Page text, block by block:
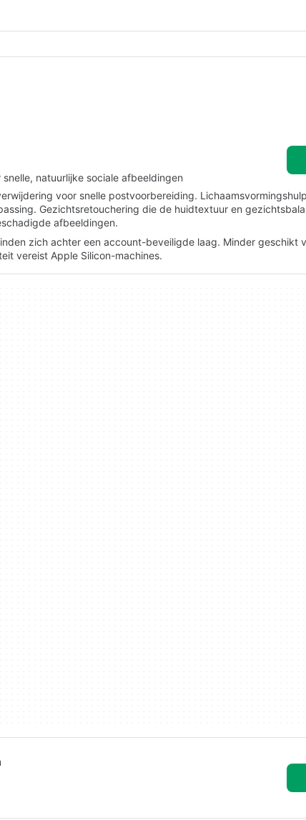
natuurlijke sociale afbeeldingen
voor snelle postvoorbereiding.
Gezichtsretouchering die de huidtextuur en
afbeeldingen.
zich achter een account-beveiligde laag. Minder geschikt
vereist Apple Silicon-machines.